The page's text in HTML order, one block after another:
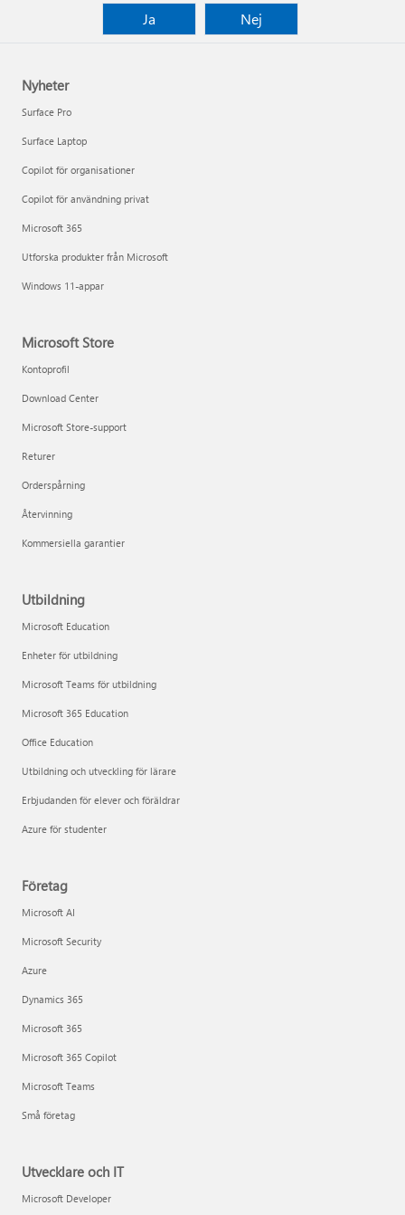
Ja
Nej
Nyheter
Surface Pro
Surface Laptop
Copilot för organisationer
Copilot för användning privat
Microsoft 365
Utforska produkter från Microsoft
Windows 11-appar
Microsoft Store
Kontoprofil
Download Center
Microsoft Store-support
Returer
Orderspårning
Återvinning
Kommersiella garantier
Utbildning
Microsoft Education
Enheter för utbildning
Microsoft Teams för utbildning
Microsoft 365 Education
Office Education
Utbildning och utveckling för lärare
Erbjudanden för elever och föräldrar
Azure för studenter
Företag
Microsoft AI
Microsoft Security
Azure
Dynamics 365
Microsoft 365
Microsoft 365 Copilot
Microsoft Teams
Små företag
Utvecklare och IT
Microsoft Developer